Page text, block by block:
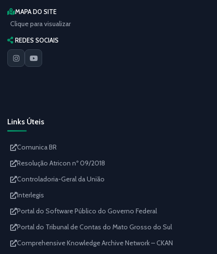
MAPA DO SITE
Clique para visualizar
REDES SOCIAIS
Links Úteis
Comunica BR
Resolução Atricon nº 09/2018
Controladoria-Geral da União
Interlegis
Portal do Software Público do Governo Federal
Portal do Tribunal de Contas do Mato Grosso do Sul
Comprehensive Knowledge Archive Network – CKAN